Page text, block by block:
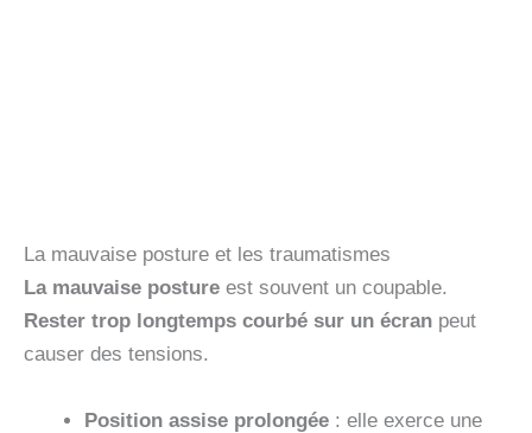
La mauvaise posture et les traumatismes
La mauvaise posture est souvent un coupable.
Rester trop longtemps courbé sur un écran peut
causer des tensions.
Position assise prolongée : elle exerce une